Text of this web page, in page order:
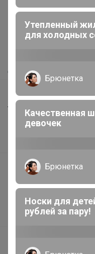
Как здесь все
Как сделать заказ?
Доставка
Шоурумы
Торговые марки
Наша команда
Подарочные
Реклама на сайте
Поставщикам
Вакансии
Утепленный
для холодных
Брюнетка
Качественная
девочек
Брюнетка
Носки для
рублей за пару!